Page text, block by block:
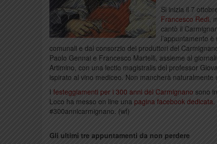
Si inizia il 7
Francesco Redi,
cantò il
l’appuntamento
comunali e dal consorzio dei produttori del
Paolo Gennai e Francesco Martelli, assieme al
Artimino, con una lectio magistralis del professor
ispirato al vino mediceo. Non mancherà naturalmente
I festeggiamenti per i 300 anni del Carmignano sono
Loco ha messo on line una pagina facebook dedicata.
#300annicarmignano. (wf)
Gli ultimi tre appuntamenti da non perdere